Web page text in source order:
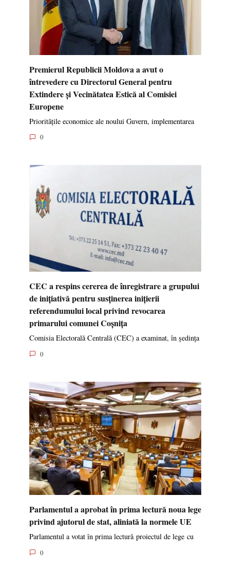
Premierul Republicii Moldova a avut o
întrevedere cu Directorul General pentru
Extindere și Vecinătatea Estică al Comisiei
Europene
Prioritățile economice ale noului Guvern, implementarea
0
CEC a respins cererea de înregistrare a grupului
de inițiativă pentru susținerea inițierii
referendumului local privind revocarea
primarului comunei Coșnița
Comisia Electorală Centrală (CEC) a examinat, în ședința
0
Parlamentul a aprobat în prima lectură noua lege
privind ajutorul de stat, aliniată la normele UE
Parlamentul a votat în prima lectură proiectul de lege cu
0